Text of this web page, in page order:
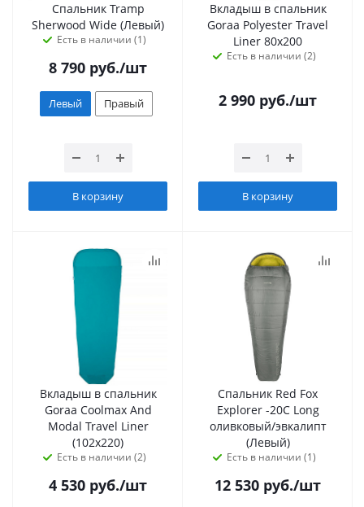
Спальник Tramp
Sherwood Wide (Левый)
Есть в наличии (1)
8 790 руб./шт
Левый Правый
В корзину
Вкладыш в спальник
Goraa Polyester Travel
Liner 80х200
Есть в наличии (2)
2 990 руб./шт
В корзину
Вкладыш в спальник
Goraa Coolmax And
Modal Travel Liner
(102х220)
Есть в наличии (2)
4 530 руб./шт
Спальник Red Fox
Explorer -20C Long
оливковый/эвкалипт
(Левый)
Есть в наличии (1)
12 530 руб./шт